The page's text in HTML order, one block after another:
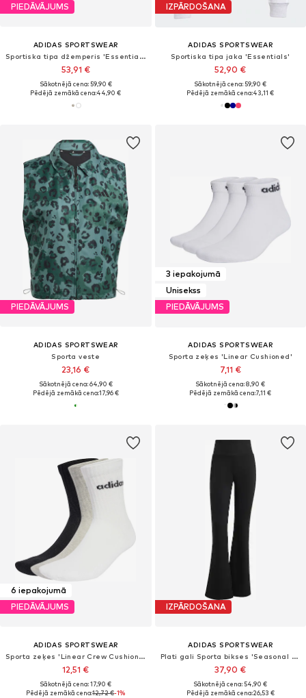
PIEDĀVĀJUMS
ADIDAS SPORTSWEAR
Sportiska tipa džemperis 'Essentials'
53,91 €
Sākotnējā cena: 59,90 €
Pēdējā zemākā cena:44,90 €
IZPĀRDOŠANA
ADIDAS SPORTSWEAR
Sportiska tipa jaka 'Essentials'
52,90 €
Sākotnējā cena: 59,90 €
Pēdējā zemākā cena:43,11 €
PIEDĀVĀJUMS
ADIDAS SPORTSWEAR
Sporta veste
23,16 €
Sākotnējā cena: 64,90 €
Pēdējā zemākā cena:17,96 €
3 iepakojumā
Unisekss
PIEDĀVĀJUMS
ADIDAS SPORTSWEAR
Sporta zeķes 'Linear Cushioned'
7,11 €
Sākotnējā cena: 8,90 €
Pēdējā zemākā cena:7,11 €
6 iepakojumā
PIEDĀVĀJUMS
ADIDAS SPORTSWEAR
Sporta zeķes 'Linear Crew Cushioned 6 Pair Pack'
12,51 €
Sākotnējā cena: 17,90 €
Pēdējā zemākā cena:12,72 €-1%
IZPĀRDOŠANA
ADIDAS SPORTSWEAR
Plati gali Sporta bikses 'Seasonal Essentials'
37,90 €
Sākotnējā cena: 54,90 €
Pēdējā zemākā cena:26,53 €